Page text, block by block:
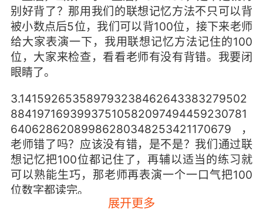
别好背了？那用我们的联想记忆方法不只可以背
被小数点后5位，我们可以背100位，接下来老师
给大家表演一下，我用联想记忆方法记住的100
位，大家来检查，看看老师有没有背错。我要闭
眼睛了。
3.141592653589793238462643383279502
88419716939937510582097494459230781
64062862089986280348253421170679，
老师错了吗？应该没有错，是不是？我们通过联
想记忆把100位都记住了，再辅以适当的练习就
可以熟能生巧，那老师再表演一个一口气把100
位数字都读完。
展开更多